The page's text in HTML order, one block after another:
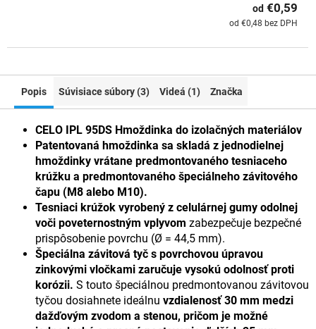
od €0,48 bez DPH
od €0,59
Popis Súvisiace súbory (3) Videá (1) Značka
CELO IPL 95DS Hmoždinka do izolačných materiálov
Patentovaná hmoždinka sa skladá z jednodielnej
hmoždinky vrátane predmontovaného tesniaceho
krúžku a predmontovaného špeciálneho závitového
čapu (M8 alebo M10).
Tesniaci krúžok vyrobený z celulárnej gumy odolnej
voči poveternostným vplyvom zabezpečuje bezpečné
prispôsobenie povrchu (Ø = 44,5 mm).
Špeciálna závitová tyč s povrchovou úpravou
zinkovými vločkami zaručuje vysokú odolnosť proti
korózii. S touto špeciálnou predmontovanou závitovou
tyčou dosiahnete ideálnu vzdialenosť 30 mm medzi
dažďovým zvodom a stenou, pričom je možné